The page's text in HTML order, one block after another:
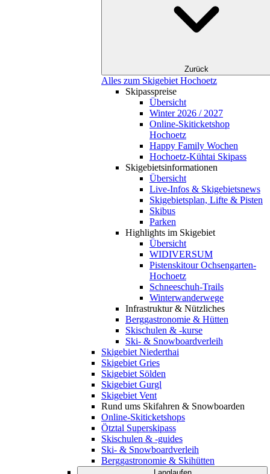
Zurück
Alles zum Skigebiet Hochoetz
Skipasspreise
Übersicht
Winter 2026 / 2027
Online-Skiticketshop
Hochoetz
Happy Family Wochen
Hochoetz-Kühtai Skipass
Skigebietsinformationen
Übersicht
Live-Infos & Skigebietsnews
Skigebietsplan, Lifte & Pisten
Skibus
Parken
Highlights im Skigebiet
Übersicht
WIDIVERSUM
Pistenskitour Ochsengarten-
Hochoetz
Schneeschuh-Trails
Winterwanderwege
Infrastruktur & Nützliches
Berggastronomie & Hütten
Skischulen & -kurse
Ski- & Snowboardverleih
Skigebiet Niederthai
Skigebiet Gries
Skigebiet Sölden
Skigebiet Gurgl
Skigebiet Vent
Rund ums Skifahren & Snowboarden
Online-Skiticketshops
Ötztal Superskipass
Skischulen & -guides
Ski- & Snowboardverleih
Berggastronomie & Skihütten